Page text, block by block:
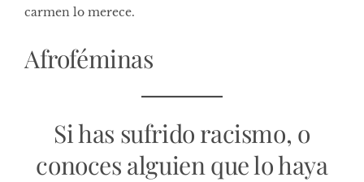
carmen lo merece.
Afroféminas
Si has sufrido racismo, o
conoces alguien que lo haya